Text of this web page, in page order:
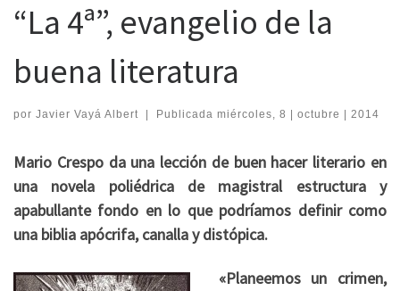
“La 4ª”, evangelio de la
buena literatura
por Javier Vayá Albert | Publicada miércoles, 8 | octubre | 2014
Mario Crespo da una lección de buen hacer literario en
una novela poliédrica de magistral estructura y
apabullante fondo en lo que podríamos definir como
una biblia apócrifa, canalla y distópica.
«Planeemos un crimen,